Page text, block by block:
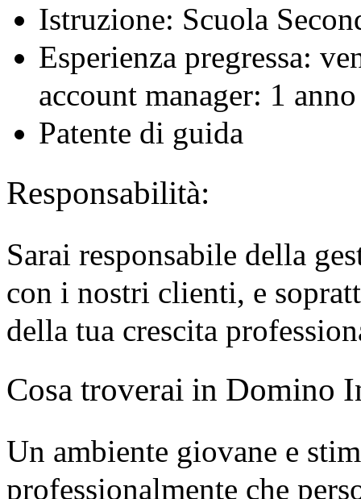
Istruzione: Scuola
Esperienza pregressa:
account manager: 1
Patente di guida
Responsabilità:
Sarai responsabile della
con i nostri clienti, e
della tua crescita
Cosa troverai in Domino
Un ambiente giovane e
professionalmente che